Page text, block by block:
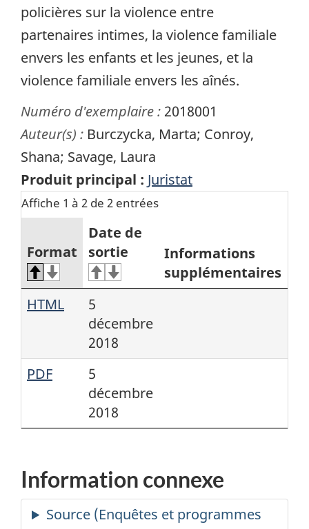
policières sur la violence entre
partenaires intimes, la violence familiale
envers les enfants et les jeunes, et la
violence familiale envers les aînés.
Numéro d'exemplaire : 2018001
Auteur(s) : Burczycka, Marta; Conroy,
Shana; Savage, Laura
Produit principal : Juristat
Affiche 1 à 2 de 2 entrées
Format
Date de
sortie
Informations
supplémentaires
HTML
5
décembre
2018
PDF
5
décembre
2018
Information connexe